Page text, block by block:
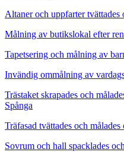
Altaner och uppfarter tvättades
Målning av butikslokal efter
Tapetsering och målning av
Invändig ommålning av
Trästaket skrapades och
Spånga
Träfasad tvättades och
Sovrum och hall spacklades